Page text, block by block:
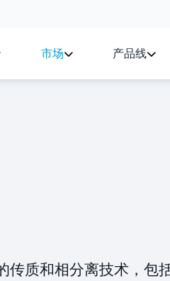
市场 产品线
传质和相分离技术，包